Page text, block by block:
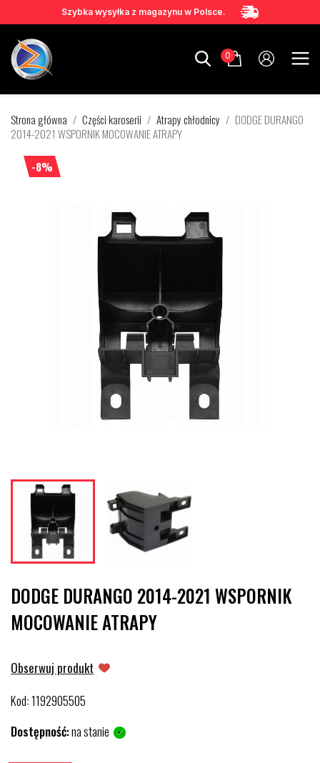
Szybka wysyłka z magazynu w Polsce.
0
Strona główna Części karoserii Atrapy chłodnicy
DODGE DURANGO
2014-2021 WSPORNIK MOCOWANIE ATRAPY
-8%
DODGE DURANGO 2014-2021 WSPORNIK
MOCOWANIE ATRAPY
Obserwuj produkt
Kod:1192905505
Dostępność:na stanie